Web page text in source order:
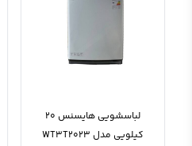
لباسشویی هایسنس 20
کیلویی مدل WT3T2023